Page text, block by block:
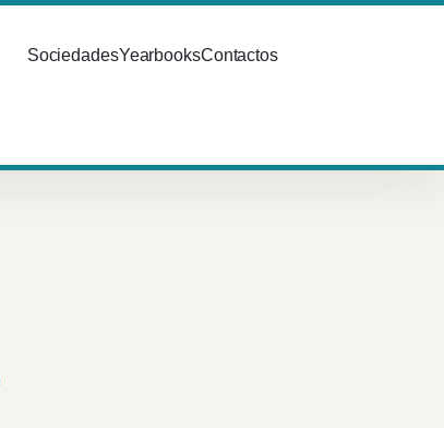
SociedadesYearbooksContactos